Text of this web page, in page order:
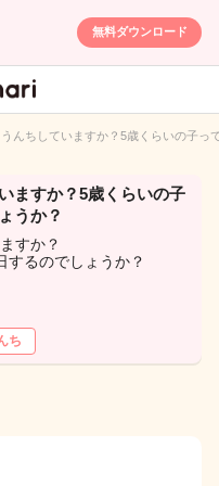
無料ダウンロード
QA
んちしていますか？5歳くらいの子っ
ますか？5歳くらいの子
うか？
すか？
するのでしょうか？
ち